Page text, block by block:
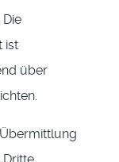
ist
über